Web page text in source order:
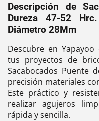
Descripción de
Dureza 47-52
Diámetro 28Mm
Descubre en
tus proyectos de
Sacabocados Puente
precisión materiales
Este práctico y
realizar agujeros
rápida y sencilla.